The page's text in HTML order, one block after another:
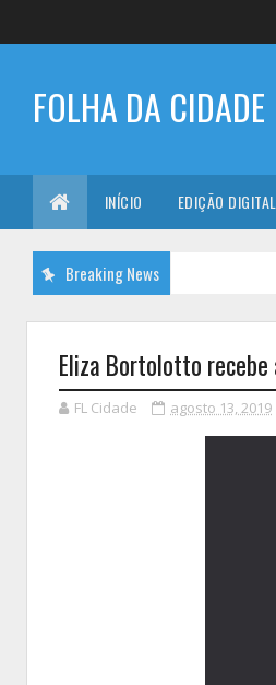
FOLHA DA CIDADE
INÍCIO EDIÇÃO DIGITAL
Breaking News
Eliza Bortolotto
FL Cidade agosto 13, 2019